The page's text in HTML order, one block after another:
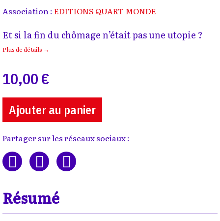
Association : EDITIONS QUART MONDE
Et si la fin du chômage n’était pas une utopie ?
Plus de détails →
10,00 €
Ajouter au panier
Partager sur les réseaux sociaux :
Résumé